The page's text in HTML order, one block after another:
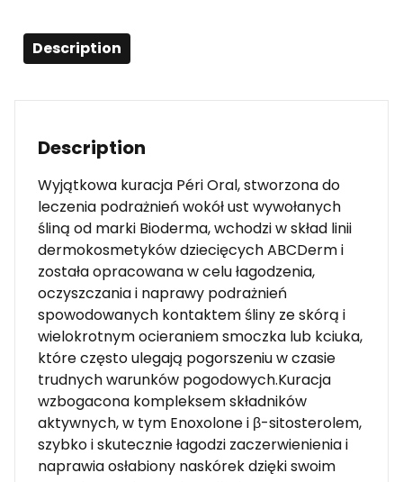
Description
Description
Wyjątkowa kuracja Péri Oral, stworzona do
leczenia podrażnień wokół ust wywołanych
śliną od marki Bioderma, wchodzi w skład linii
dermokosmetyków dziecięcych ABCDerm i
została opracowana w celu łagodzenia,
oczyszczania i naprawy podrażnień
spowodowanych kontaktem śliny ze skórą i
wielokrotnym ocieraniem smoczka lub kciuka,
które często ulegają pogorszeniu w czasie
trudnych warunków pogodowych.Kuracja
wzbogacona kompleksem składników
aktywnych, w tym Enoxolone i β-sitosterolem,
szybko i skutecznie łagodzi zaczerwienienia i
naprawia osłabiony naskórek dzięki swoim